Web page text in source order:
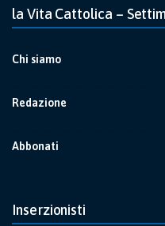
la Vita Cattolica –
Chi siamo
Redazione
Abbonati
Inserzionisti